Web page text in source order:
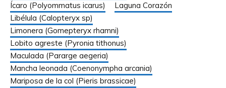
Ícaro (Polyommatus icarus)
Laguna Corazón
Libélula (Calopteryx sp)
Limonera (Gomepteryx rhamni)
Lobito agreste (Pyronia tithonus)
Maculada (Pararge aegeria)
Mancha leonada (Coenonympha arcania)
Mariposa de la col (Pieris brassicae)